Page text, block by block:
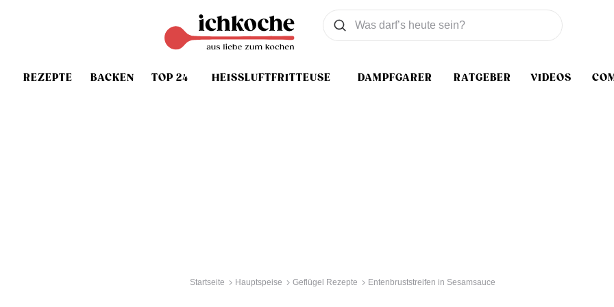
REZEPTE BACKEN TOP 24 HEISSLUFTFRITTEUSE DAMPFGARER RATGEBER VIDEOS
Was wollen Sie suchen
Suchen
Startseite Hauptspeise Geflügel Rezepte Entenbruststreifen in Sesamsauce